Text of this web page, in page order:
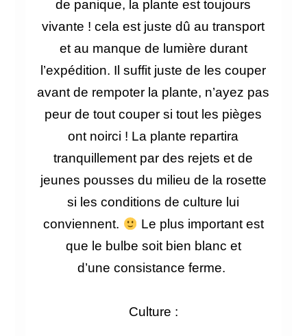
de panique, la plante est toujours
vivante ! cela est juste dû au transport
et au manque de lumière durant
l’expédition. Il suffit juste de les couper
avant de rempoter la plante, n’ayez pas
peur de tout couper si tout les pièges
ont noirci ! La plante repartira
tranquillement par des rejets et de
jeunes pousses du milieu de la rosette
si les conditions de culture lui
conviennent.
Le plus important est
que le bulbe soit bien blanc et
d’uneconsistance ferme.
Culture :